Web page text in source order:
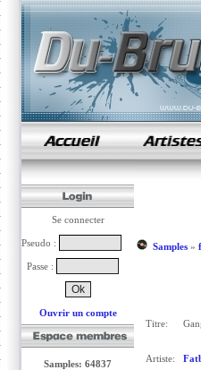
samples de rap
Se connecter
Pseudo :
Passe :
Ouvrir un compte
Samples: 64837
Samples»
Titre:
Artiste: